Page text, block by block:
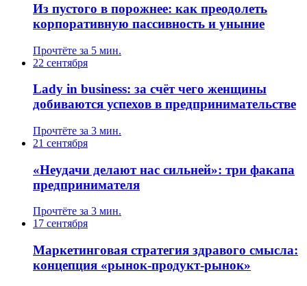
Из пустого в порожнее: как преодолеть
корпоративную пассивность и уныние
Прочтёте за 5 мин.
22 сентября
Lady in business: за счёт чего женщины
добиваются успехов в предпринимательстве
Прочтёте за 3 мин.
21 сентября
«Неудачи делают нас сильней»: три факапа
предпринимателя
Прочтёте за 3 мин.
17 сентября
Маркетинговая стратегия здравого смысла:
концепция «рынок-продукт-рынок»